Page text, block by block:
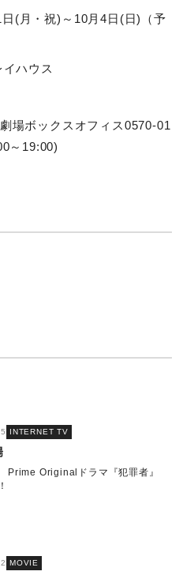
日 ( 月・祝) ～ 10月4日 (日)
（予
ハウス
場ボックスオフィス0570-01
～ 19:00)
INTERNET TV
Prime Originalドラマ『犯罪者』
MOVIE